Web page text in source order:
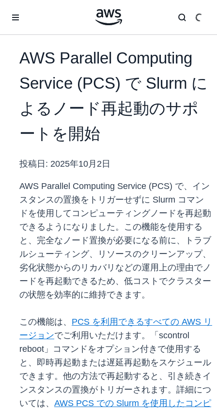
AWS Parallel Computing
Service (PCS) で Slurm に
よるノード再起動のサポ
ートを開始
投稿日: 2025年10月2日
AWS Parallel Computing Service (PCS) で、イン
スタンスの置換をトリガーせずに Slurm コマン
ドを使用してコンピューティングノードを再起動
できるようになりました。この機能を使用する
と、完全なノード置換が必要になる前に、トラブ
ルシューティング、リソースのクリーンアップ、
劣化状態からのリカバリなどの運用上の理由でノ
ードを再起動できるため、低コストでクラスター
の状態を効率的に維持できます。
この機能は、 PCS を利用できるすべての AWS リ
ージョンでご利用いただけます。「scontrol
reboot」コマンドをオプション付きで使用する
と、即時再起動または遅延再起動をスケジュール
できます。他の方法で再起動すると、引き続きイ
ンスタンスの置換がトリガーされます。詳細につ
いては、 AWS PCS での Slurm を使用したコンピ